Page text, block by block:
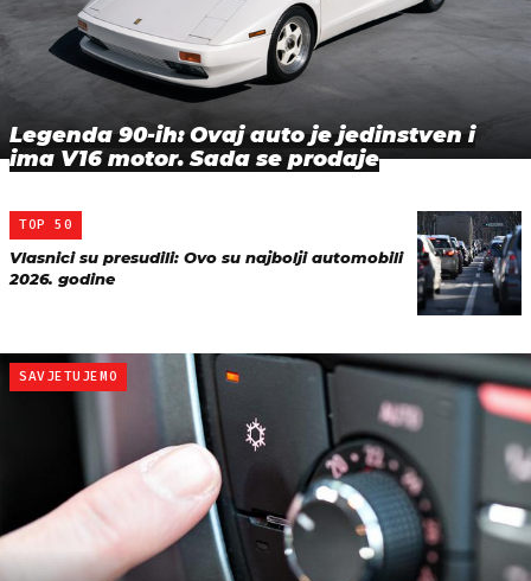
Legenda 90-ih: Ovaj auto je jedinstven i
ima V16 motor. Sada se prodaje
TOP 50
Vlasnici su presudili: Ovo su najbolji automobili
2026. godine
SAVJETUJEMO